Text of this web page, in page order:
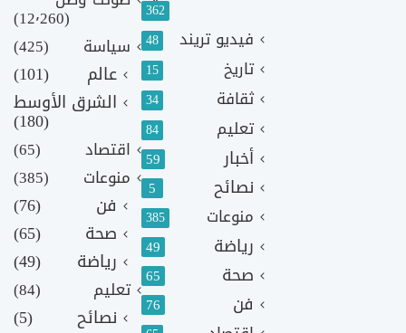
362
فيديو تريند 48
تاريخ 15
ثقافة 34
تعليم 84
أخبار 59
نصائح 5
منوعات 385
رياضة 49
صحة 65
فن 76
(12٬260)
سياسة
(425)
عالم
(101)
الشرق الأوسط
(180)
اقتصاد
(65)
منوعات
(385)
فن
(76)
صحة
(65)
رياضة
(49)
تعليم (84)
نصائح
(5)